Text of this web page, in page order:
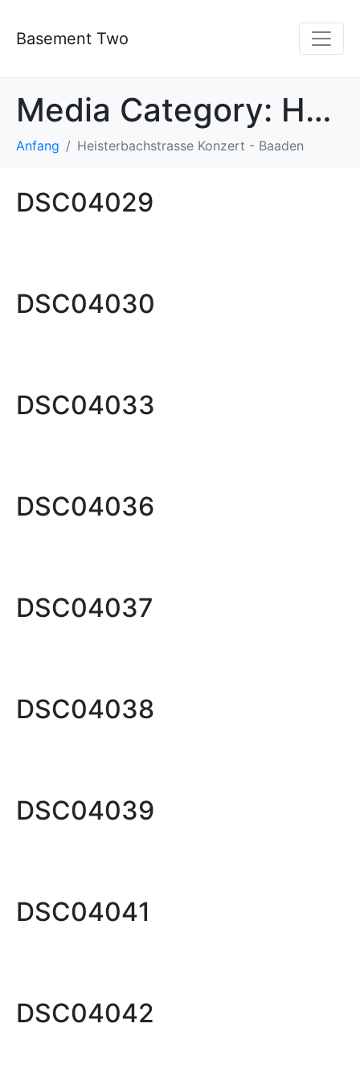
Basement Two
Media Category: Heisterbachstrasse Konzert - Baaden
Anfang Heisterbachstrasse Konzert - Baaden
DSC04029
DSC04030
DSC04033
DSC04036
DSC04037
DSC04038
DSC04039
DSC04041
DSC04042